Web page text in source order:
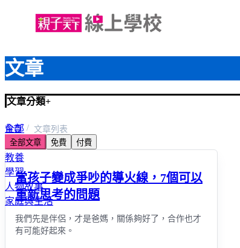
文章
文章分類+
全部
心靈關係成長
教養
學習
人物故事
家庭與生活
首頁
文章列表
全部文章
免費 付費
當孩子變成爭吵的導火線，7個可以
重新思考的問題
我們先是伴侶，才是爸媽，關係夠好了，合作也才
有可能好起來。